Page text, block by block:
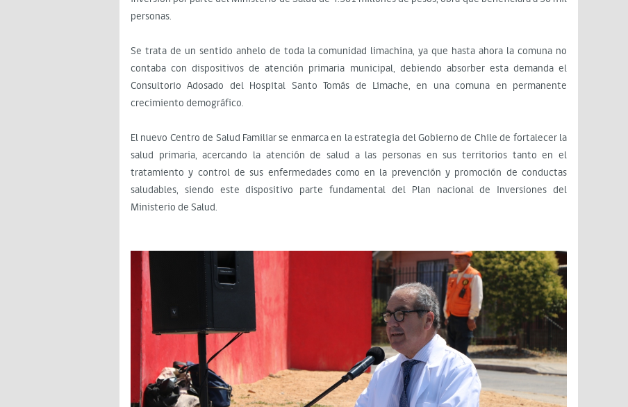
personas.
Se trata de un sentido anhelo de toda la comunidad limachina, ya que hasta ahora la comuna no
contaba con dispositivos de atención primaria municipal, debiendo absorber esta demanda el
Consultorio Adosado del Hospital Santo Tomás de Limache, en una comuna en permanente
crecimiento demográfico.
El nuevo Centro de Salud Familiar se enmarca en la estrategia del Gobierno de Chile de fortalecer la
salud primaria, acercando la atención de salud a las personas en sus territorios tanto en el
tratamiento y control de sus enfermedades como en la prevención y promoción de conductas
saludables, siendo este dispositivo parte fundamental del Plan nacional de Inversiones del
Ministerio de Salud.